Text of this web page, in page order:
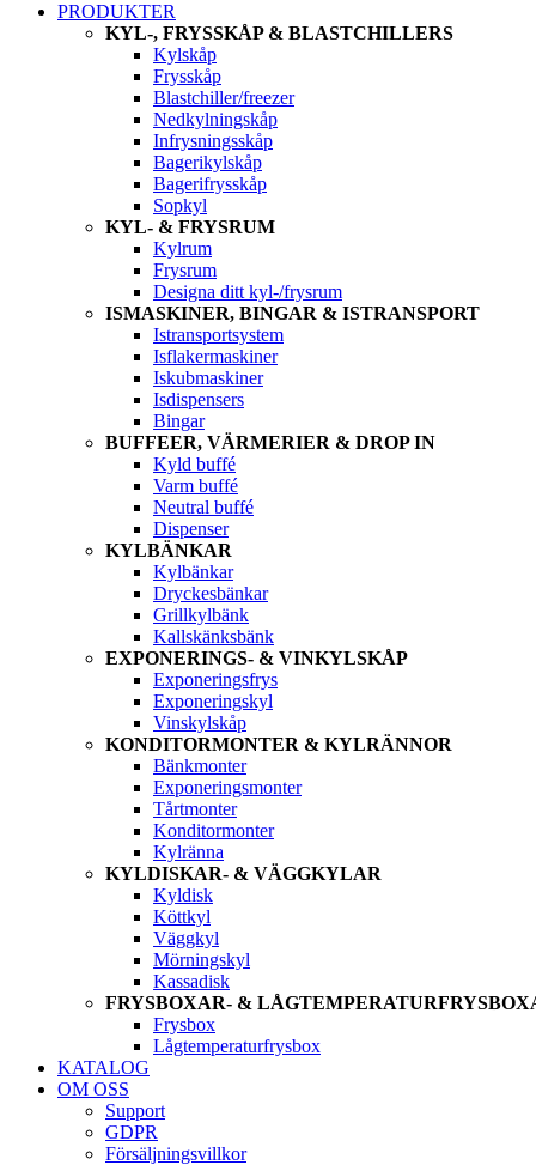
PRODUKTER
KYL-, FRYSSKÅP & BLASTCHILLERS
Kylskåp
Frysskåp
Blastchiller/freezer
Nedkylningskåp
Infrysningsskåp
Bagerikylskåp
Bagerifrysskåp
Sopkyl
KYL- & FRYSRUM
Kylrum
Frysrum
Designa ditt kyl-/frysrum
ISMASKINER, BINGAR & ISTRANSPORT
Istransportsystem
Isflakermaskiner
Iskubmaskiner
Isdispensers
Bingar
BUFFEER, VÄRMERIER & DROP IN
Kyld buffé
Varm buffé
Neutral buffé
Dispenser
KYLBÄNKAR
Kylbänkar
Dryckesbänkar
Grillkylbänk
Kallskänksbänk
EXPONERINGS- & VINKYLSKÅP
Exponeringsfrys
Exponeringskyl
Vinskylskåp
KONDITORMONTER & KYLRÄNNOR
Bänkmonter
Exponeringsmonter
Tårtmonter
Konditormonter
Kylränna
KYLDISKAR- & VÄGGKYLAR
Kyldisk
Köttkyl
Väggkyl
Mörningskyl
Kassadisk
FRYSBOXAR- &
Frysbox
Lågtemperaturfrysbox
KATALOG
OM OSS
Support
GDPR
Försäljningsvillkor